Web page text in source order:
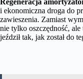
Regeneracja
i ekonomiczna droga do
zawieszenia. Zamiast
nie tylko oszczędność,
jeździł tak, jak został do